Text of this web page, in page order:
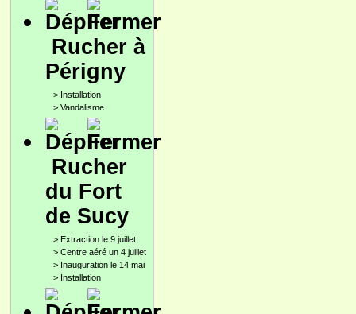
Rucher à
Périgny
> Installation
> Vandalisme
Rucher
du Fort
de Sucy
> Extraction le 9 juillet
> Centre aéré un 4 juillet
> Inauguration le 14 mai
> Installation